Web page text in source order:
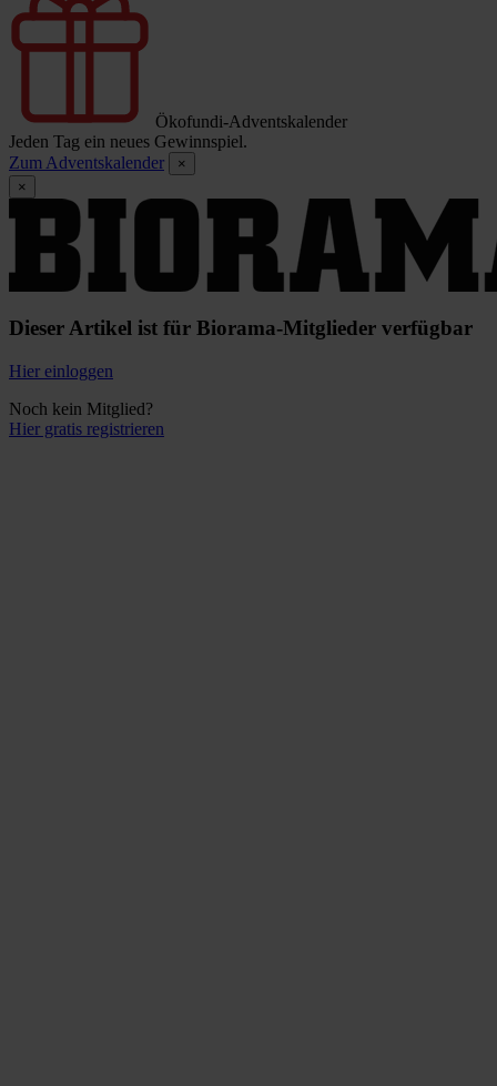
Ökofundi-Adventskalender
Jeden Tag ein neues Gewinnspiel.
Zum Adventskalender
×
×
Dieser Artikel ist für Biorama-Mitglieder verfügbar
Hier einloggen
Noch kein Mitglied?
Hier gratis registrieren